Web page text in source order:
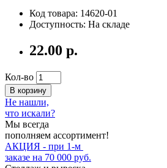
Код товара: 14620-01
Доступность: На складе
22.00 р.
Кол-во
В корзину
Не нашли,
что искали?
Мы всегда
пополняем ассортимент!
АКЦИЯ - при 1-м
заказе на 70 000 руб.